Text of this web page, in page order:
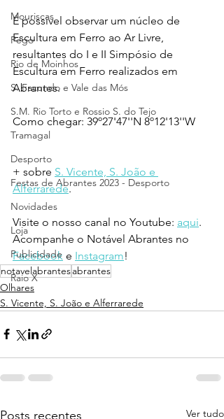
Mouriscas
Pego
Rio de Moinhos
S. Facundo e Vale das Mós
S.M. Rio Torto e Rossio S. do Tejo
Tramagal
Desporto
Festas de Abrantes 2023 - Desporto
Novidades
Loja
Publicidade
Raio X
É possível observar um núcleo de
Escultura em Ferro ao Ar Livre,
resultantes do I e II Simpósio de
Escultura em Ferro realizados em
Abrantes.
Como chegar: 39º27'47''N 8º12'13''W
+ sobre S. Vicente, S. João e
Alferrarede.
Visite o nosso canal no Youtube: aqui.
Acompanhe o Notável Abrantes no
Facebook e Instagram!
notavelabrantesabrantes
Olhares
S. Vicente, S. João e Alferrarede
Posts recentes Ver tudo